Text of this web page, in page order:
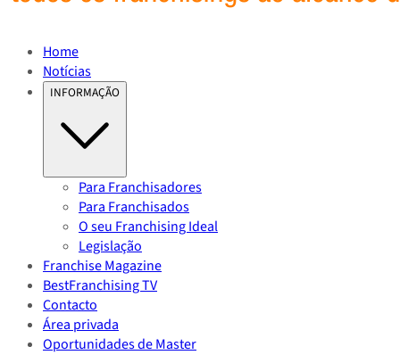
Home
Notícias
INFORMAÇÃO
Para Franchisadores
Para Franchisados
O seu Franchising Ideal
Legislação
Franchise Magazine
BestFranchising TV
Contacto
Área privada
Oportunidades de Master